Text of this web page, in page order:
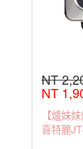
NT
NT
【爐妹妹
喜特麗